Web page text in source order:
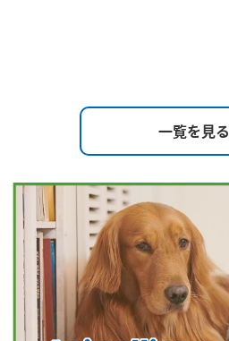
一覧を見る